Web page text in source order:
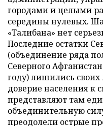
городами и целыми
середины нулевых.
«Талибана» нет
Последние остатки
(объединение ряда
Северного
году) лишились
доверие населения к
представляют там
объединительную
преодолели острые